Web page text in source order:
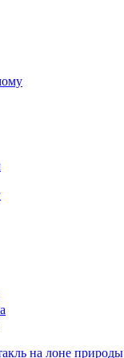
на лоне природы